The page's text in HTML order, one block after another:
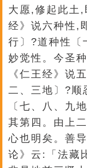
大愿,修起此土,
经》说六种性,
行〕?道种性〔
妙觉性。今圣
《仁王经》说
二、三地〕?顺
〔七、八、九
其第四。由上
心也明矣。善
论》云:「法藏